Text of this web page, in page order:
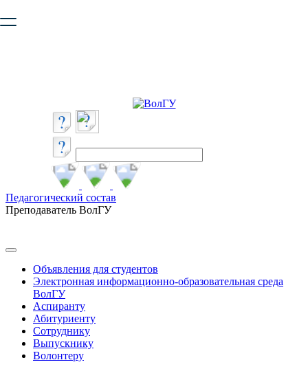
безопасную работу с сайтом. Пожалуйста
Педагогический состав
Преподаватель ВолГУ
Объявления для студентов
Электронная информационно-образовательная среда
ВолГУ
Аспиранту
Абитуриенту
Сотруднику
Выпускнику
Волонтеру